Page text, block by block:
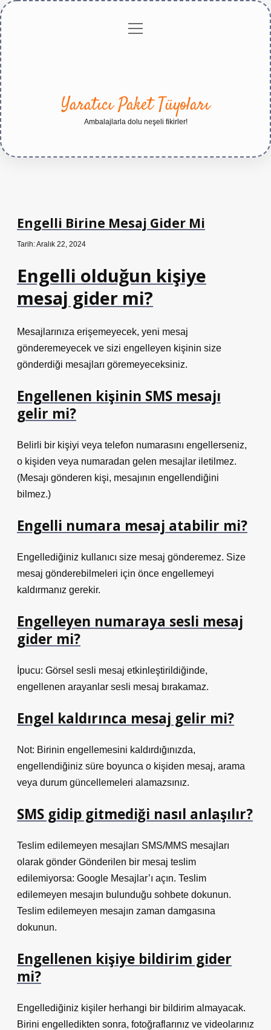
Gizlilikmenüyü
Yaratıcı Paket Tüyoları
Ambalajlarla dolu neşeli fikirler!
Engelli Birine Mesaj Gider Mi
Tarih: Aralık 22, 2024
Engelli olduğun kişiye
mesaj gider mi?
Mesajlarınıza erişemeyecek, yeni mesaj
gönderemeyecek ve sizi engelleyen kişinin size
gönderdiği mesajları göremeyeceksiniz.
Engellenen kişinin SMS mesajı
gelir mi?
Belirli bir kişiyi veya telefon numarasını engellerseniz,
o kişiden veya numaradan gelen mesajlar iletilmez.
(Mesajı gönderen kişi, mesajının engellendiğini
bilmez.)
Engelli numara mesaj atabilir mi?
Engellediğiniz kullanıcı size mesaj gönderemez. Size
mesaj gönderebilmeleri için önce engellemeyi
kaldırmanız gerekir.
Engelleyen numaraya sesli mesaj
gider mi?
İpucu: Görsel sesli mesaj etkinleştirildiğinde,
engellenen arayanlar sesli mesaj bırakamaz.
Engel kaldırınca mesaj gelir mi?
Not: Birinin engellemesini kaldırdığınızda,
engellendiğiniz süre boyunca o kişiden mesaj, arama
veya durum güncellemeleri alamazsınız.
SMS gidip gitmediği nasıl anlaşılır?
Teslim edilemeyen mesajları SMS/MMS mesajları
olarak gönder Gönderilen bir mesaj teslim
edilemiyorsa: Google Mesajlar’ı açın. Teslim
edilemeyen mesajın bulunduğu sohbete dokunun.
Teslim edilemeyen mesajın zaman damgasına
dokunun.
Engellenen kişiye bildirim gider
mi?
Engellediğiniz kişiler herhangi bir bildirim almayacak.
Birini engelledikten sonra, fotoğraflarınız ve videolarınız